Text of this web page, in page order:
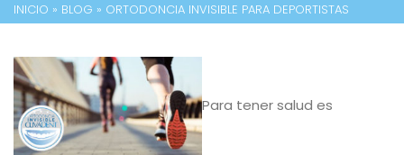
INICIO » BLOG » ORTODONCIA INVISIBLE PARA DEPORTISTAS
Para tener salud es